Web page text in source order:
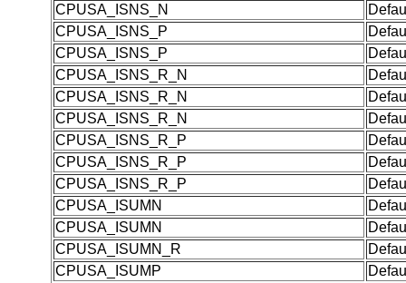
CPUSA_ISNS_N
CPUSA_ISNS_P
CPUSA_ISNS_P
CPUSA_ISNS_R_N
CPUSA_ISNS_R_N
CPUSA_ISNS_R_N
CPUSA_ISNS_R_P
CPUSA_ISNS_R_P
CPUSA_ISNS_R_P
CPUSA_ISUMN
CPUSA_ISUMN
CPUSA_ISUMN_R
CPUSA_ISUMP